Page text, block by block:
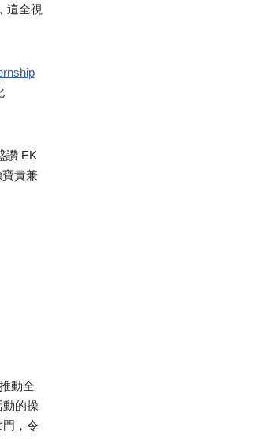
這全視
讚 EK
貴兼
動全
動的操
，令